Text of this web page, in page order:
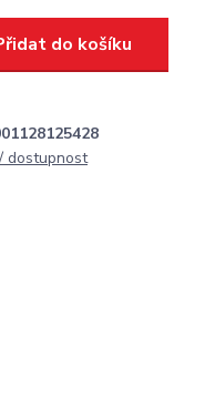
do košíku
dostupnost